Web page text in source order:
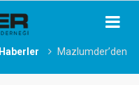
Haberler
Mazlumder’den